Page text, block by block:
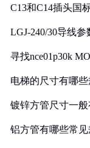
C13和C14插头国
LGJ-240/30导线
寻找nce01p30k
电梯的尺寸有哪些
镀锌方管尺寸一
铝方管有哪些常见